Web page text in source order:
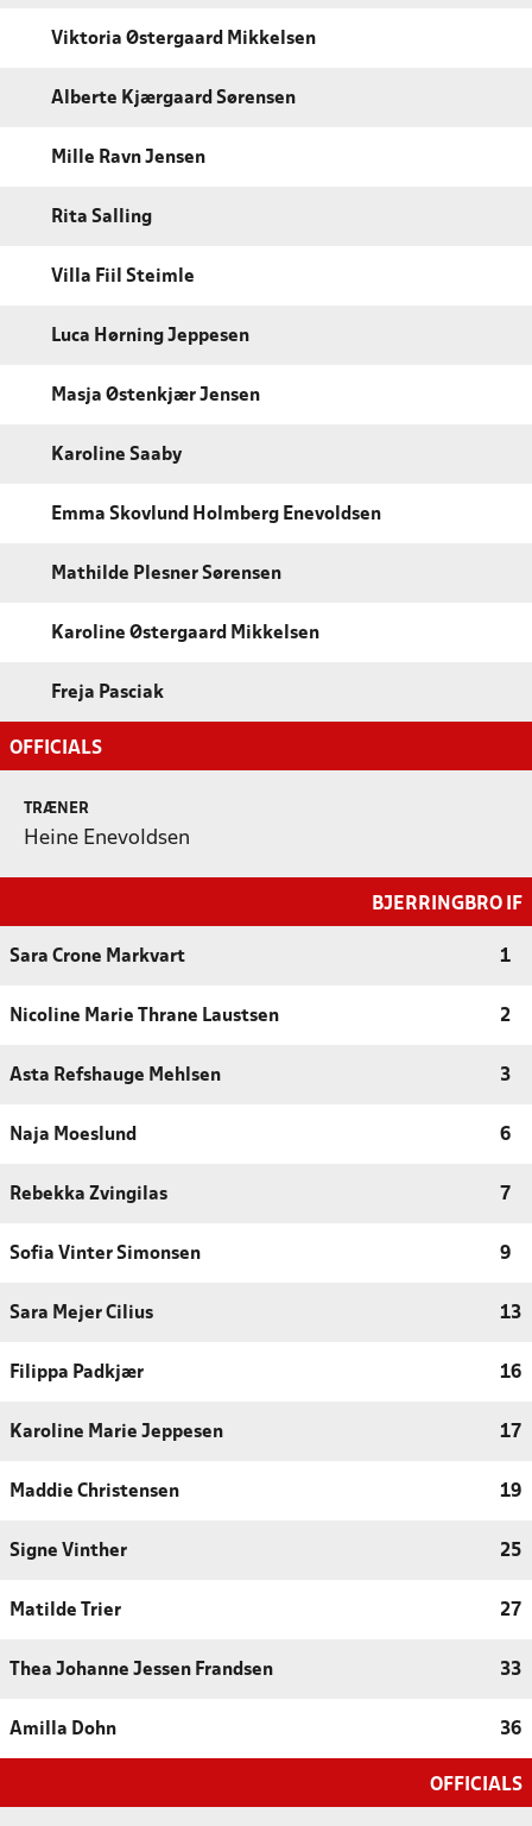
Viktoria Østergaard Mikkelsen
Alberte Kjærgaard Sørensen
Mille Ravn Jensen
Rita Salling
Villa Fiil Steimle
Luca Hørning Jeppesen
Masja Østenkjær Jensen
Karoline Saaby
Emma Skovlund Holmberg Enevoldsen
Mathilde Plesner Sørensen
Karoline Østergaard Mikkelsen
Freja Pasciak
OFFICIALS
TRÆNER
Heine Enevoldsen
BJERRINGBRO IF
Sara Crone Markvart 1
Nicoline Marie Thrane Laustsen 2
Asta Refshauge Mehlsen 3
Naja Moeslund 6
Rebekka Zvingilas 7
Sofia Vinter Simonsen 9
Sara Mejer Cilius 13
Filippa Padkjær 16
Karoline Marie Jeppesen 17
Maddie Christensen 19
Signe Vinther 25
Matilde Trier 27
Thea Johanne Jessen Frandsen 33
Amilla Dohn 36
OFFICIALS